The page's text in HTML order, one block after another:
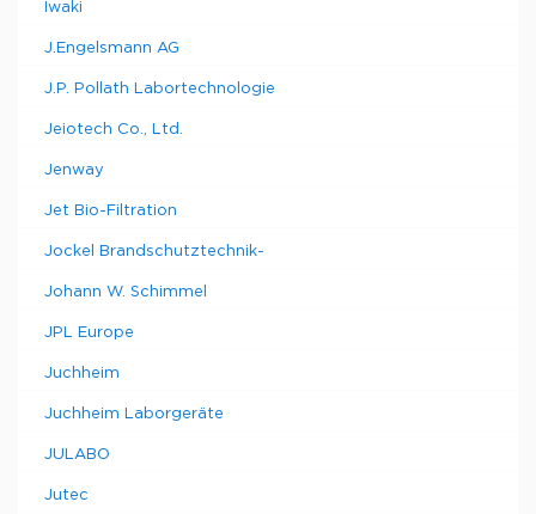
Iwaki
J.Engelsmann AG
J.P. Pollath Labortechnologie
Jeiotech Co., Ltd.
Jenway
Jet Bio-Filtration
Jockel Brandschutztechnik-
Johann W. Schimmel
JPL Europe
Juchheim
Juchheim Laborgeräte
JULABO
Jutec